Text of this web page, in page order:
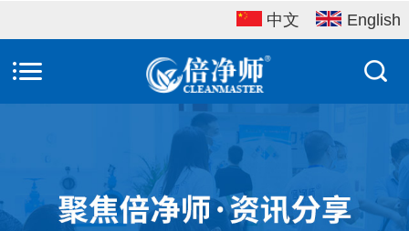
中文 English